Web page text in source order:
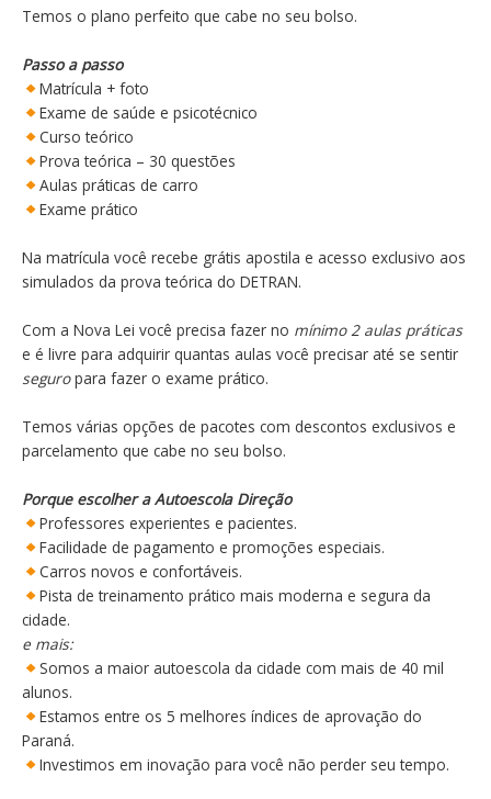
Temos o plano perfeito que cabe no seu bolso.
Passo a passo
Matrícula + foto
Exame de saúde e psicotécnico
Curso teórico
Prova teórica – 30 questões
Aulas práticas de carro
Exame prático
Na matrícula você recebe grátis apostila e acesso exclusivo aos
simulados da prova teórica do DETRAN.
Com a Nova Lei você precisa fazer no mínimo 2 aulas práticas
e é livre para adquirir quantas aulas você precisar até se sentir
seguropara fazer o exame prático.
Temos várias opções de pacotes com descontos exclusivos e
parcelamento que cabe no seu bolso.
Porque escolher a Autoescola Direção
Professores experientes e pacientes.
Facilidade de pagamento e promoções especiais.
Carros novos e confortáveis.
Pista de treinamento prático mais moderna e segura da
cidade.
e mais:
Somos a maior autoescola da cidade com mais de 40 mil
alunos.
Estamos entre os 5 melhores índices de aprovação do
Paraná.
Investimos em inovação para você não perder seu tempo.